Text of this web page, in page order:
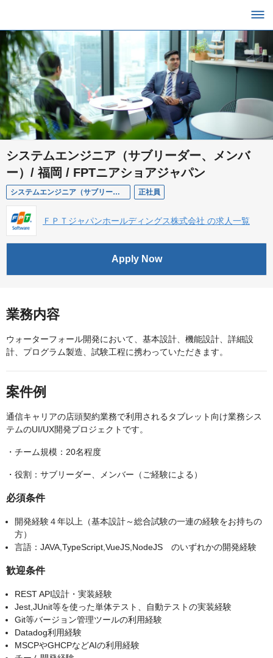
システムエンジニア（サブリーダー、メンバ
ー）/ 福岡 / FPTニアショアジャパン
システムエンジニア（サブリーダー、メンバー）/ 福岡 / ＦＰＴニアショアジャパン株式会社 正社員
ＦＰＴジャパンホールディングス株式会社 の求人一覧
Apply Now
業務内容
ウォーターフォール開発において、基本設計、機能設計、詳細設
計、プログラム製造、試験工程に携わっていただきます。
案件例
通信キャリアの店頭契約業務で利用されるタブレット向け業務シス
テムのUI/UX開発プロジェクトです。
・チーム規模：20名程度
・役割：サブリーダー、メンバー（ご経験による）
必須条件
開発経験４年以上（基本設計～総合試験の一連の経験をお持ちの
方）
言語：JAVA,TypeScript,VueJS,NodeJS のいずれかの開発経験
歓迎条件
REST API設計・実装経験
Jest,JUnit等を使った単体テスト、自動テストの実装経験
Git等バージョン管理ツールの利用経験
Datadog利用経験
MSCPやGHCPなどAIの利用経験